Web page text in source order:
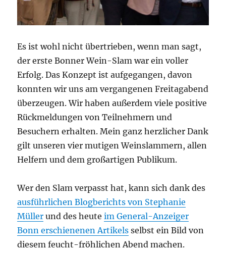
Es ist wohl nicht übertrieben, wenn man sagt,
der erste Bonner Wein-Slam war ein voller
Erfolg. Das Konzept ist aufgegangen, davon
konnten wir uns am vergangenen Freitagabend
überzeugen. Wir haben außerdem viele positive
Rückmeldungen von Teilnehmern und
Besuchern erhalten. Mein ganz herzlicher Dank
gilt unseren vier mutigen Weinslammern, allen
Helfern und dem großartigen Publikum.
Wer den Slam verpasst hat, kann sich dank des
ausführlichen Blogberichts von Stephanie
Müller und des heuteim General-Anzeiger
Bonn erschienenen Artikels selbst ein Bild von
diesem feucht-fröhlichen Abend machen.